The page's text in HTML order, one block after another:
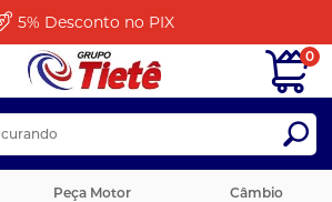
5% Desconto no PIX
Peça Motor Câmbio
0